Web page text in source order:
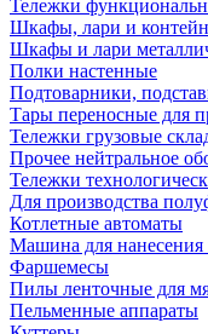
Тележки
Шкафы, лари и
Шкафы и лари
Полки настенные
Подтоварники,
Тары переносные для
Тележки грузовые
Прочее нейтральное
Тележки
Для производства
Котлетные автоматы
Машина для нанесения
Фаршемесы
Пилы ленточные для
Пельменные аппараты